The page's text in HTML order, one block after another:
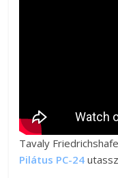
Tavaly
Pilátus PC-24